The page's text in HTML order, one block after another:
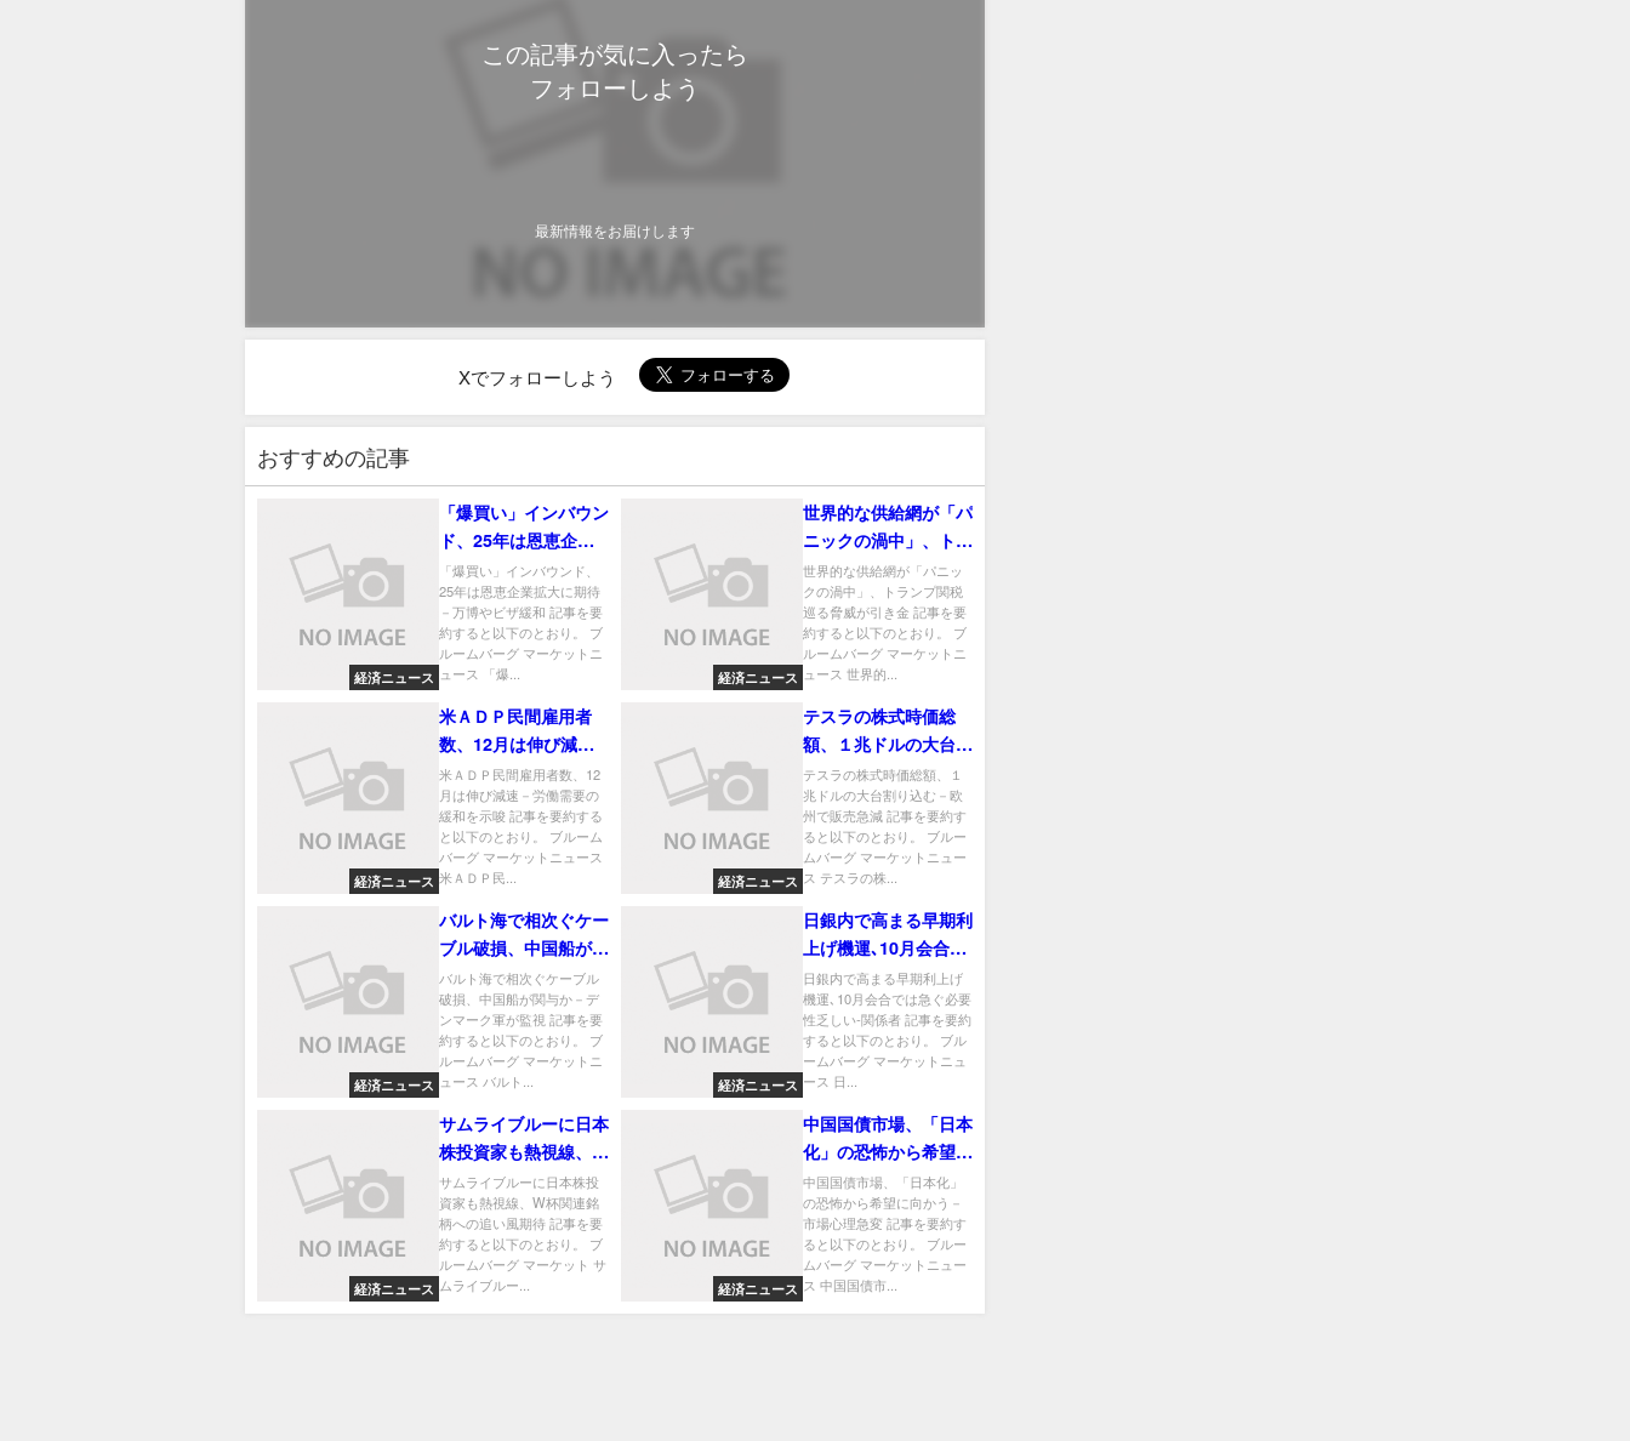
この記事が気に入ったら
フォローしよう
最新情報をお届けします
Xでフォローしよう
おすすめの記事
経済ニュース
「爆買い」インバウン
ド、25年は恩恵企業
拡大に期待－万博やビ
ザ緩和
「爆買い」インバウンド、
25年は恩恵企業拡大に期待
－万博やビザ緩和 記事を要
約すると以下のとおり。 ブ
ルームバーグ マーケットニ
ュース 「爆...
経済ニュース
世界的な供給網が「パ
ニックの渦中」、トラ
ンプ関税巡る脅威が引
き金
世界的な供給網が「パニッ
クの渦中」、トランプ関税
巡る脅威が引き金 記事を要
約すると以下のとおり。 ブ
ルームバーグ マーケットニ
ュース 世界的...
経済ニュース
米ＡＤＰ民間雇用者
数、12月は伸び減速
－労働需要の緩和を示
唆
米ＡＤＰ民間雇用者数、12
月は伸び減速－労働需要の
緩和を示唆 記事を要約する
と以下のとおり。 ブルーム
バーグ マーケットニュース
米ＡＤＰ民...
経済ニュース
テスラの株式時価総
額、１兆ドルの大台割
り込む－欧州で販売急
減
テスラの株式時価総額、１
兆ドルの大台割り込む－欧
州で販売急減 記事を要約す
ると以下のとおり。 ブルー
ムバーグ マーケットニュー
ス テスラの株...
経済ニュース
バルト海で相次ぐケー
ブル破損、中国船が関
与か－デンマーク軍が
監視
バルト海で相次ぐケーブル
破損、中国船が関与か－デ
ンマーク軍が監視 記事を要
約すると以下のとおり。 ブ
ルームバーグ マーケットニ
ュース バルト...
経済ニュース
日銀内で高まる早期利
上げ機運､10月会合で
は急ぐ必要性乏しい-
関係者
日銀内で高まる早期利上げ
機運､10月会合では急ぐ必要
性乏しい-関係者 記事を要約
すると以下のとおり。 ブル
ームバーグ マーケットニュ
ース 日...
経済ニュース
サムライブルーに日本
株投資家も熱視線、W
杯関連銘柄への追い風
期待
サムライブルーに日本株投
資家も熱視線、W杯関連銘
柄への追い風期待 記事を要
約すると以下のとおり。 ブ
ルームバーグ マーケット サ
ムライブルー...
経済ニュース
中国国債市場、「日本
化」の恐怖から希望に
向かう－市場心理急変
中国国債市場、「日本化」
の恐怖から希望に向かう－
市場心理急変 記事を要約す
ると以下のとおり。 ブルー
ムバーグ マーケットニュー
ス 中国国債市...